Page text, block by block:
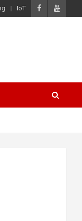
IoT